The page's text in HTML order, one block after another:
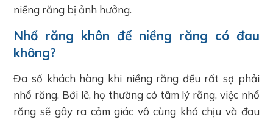
niềng răng bị ảnh hưởng.
Nhổ răng khôn để niềng răng có đau
không?
Đa số khách hàng khi niềng răng đều rất sợ phải
nhổ răng. Bởi lẽ, họ thường có tâm lý rằng, việc nhổ
răng sẽ gây ra cảm giác vô cùng khó chịu và đau